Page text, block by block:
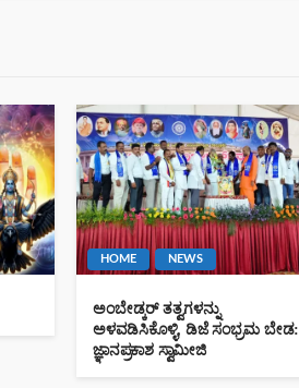
HOME NEWS
ಅಂಬೇಡ್ಕರ್ ತತ್ವಗಳನ್ನು
ಅಳವಡಿಸಿಕೊಳ್ಳಿ, ಡಿಜೆ ಸಂಭ್ರಮ ಬೇಡ:
ಜ್ಞಾನಪ್ರಕಾಶ ಸ್ವಾಮೀಜಿ